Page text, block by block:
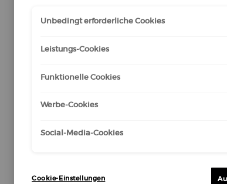
Unbedingt erforderliche Cookies
Leistungs-Cookies
Funktionelle Cookies
Werbe-Cookies
Social-Media-Cookies
Cookie-Einstellungen